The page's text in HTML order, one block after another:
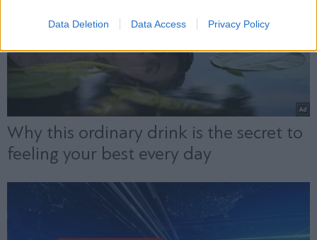
Data Deletion Data Access Privacy Policy